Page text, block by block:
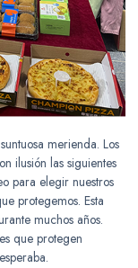
merienda. Los
ilusión las siguientes
para elegir nuestros
protegemos. Esta
muchos años.
que protegen